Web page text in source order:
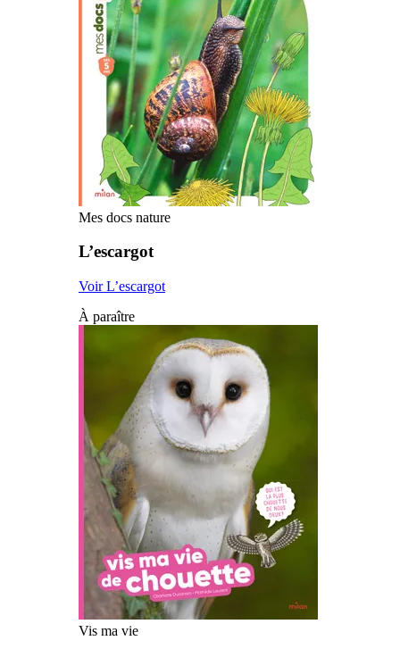
Mes docs nature
L’escargot
Voir L’escargot
À paraître
Vis ma vie